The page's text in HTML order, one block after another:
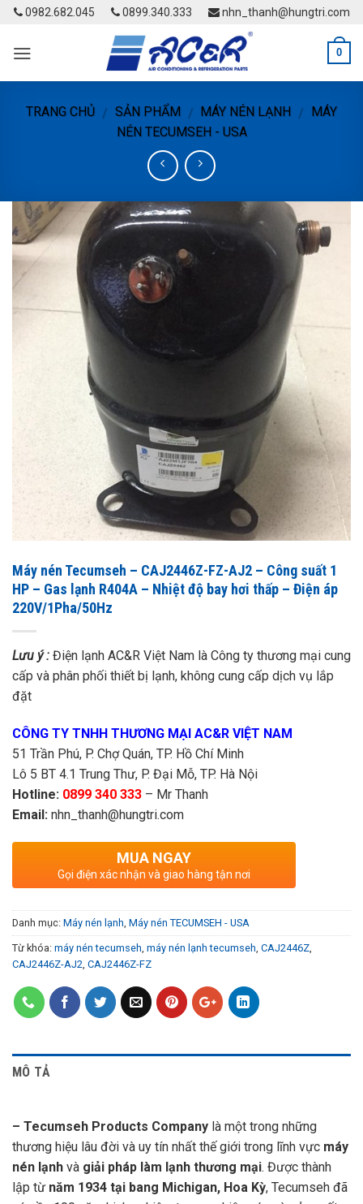
Skip
content
0982.682.045 0899.340.333 nhn_thanh@hungtri.com
0
TRANG CHỦ / SẢN PHẨM / MÁY NÉN LẠNH / MÁY
NÉN TECUMSEH - USA
Máy nén Tecumseh – CAJ2446Z-FZ-AJ2 – Công suất 1
HP – Gas lạnh R404A – Nhiệt độ bay hơi thấp – Điện áp
220V/1Pha/50Hz
Lưu ý : Điện lạnh AC&R Việt Nam là Công ty thương mại cung
cấp và phân phối thiết bị lạnh, không cung cấp dịch vụ lắp
đặt
CÔNG TY TNHH THƯƠNG MẠI AC&R VIỆT NAM
51 Trần Phú, P. Chợ Quán, TP. Hồ Chí Minh
Lô 5 BT 4.1 Trung Thư, P. Đại Mỗ, TP. Hà Nội
Hotline: 0899 340 333 – Mr Thanh
Email: nhn_thanh@hungtri.com
MUA NGAY
Gọi điện xác nhận và giao hàng tận nơi
Danh mục: Máy nén lạnh Máy nén TECUMSEH - USA
Từ khóa: máy nén tecumseh máy nén lạnh tecumseh CAJ2446Z
CAJ2446Z-AJ2 CAJ2446Z-FZ
MÔ TẢ
– Tecumseh Products Company là một trong những
thương hiệu lâu đời và uy tín nhất thế giới trong lĩnh vực máy
nén lạnh và giải pháp làm lạnh thương mại. Được thành
lập từ năm 1934 tại bang Michigan, Hoa Kỳ, Tecumseh đã